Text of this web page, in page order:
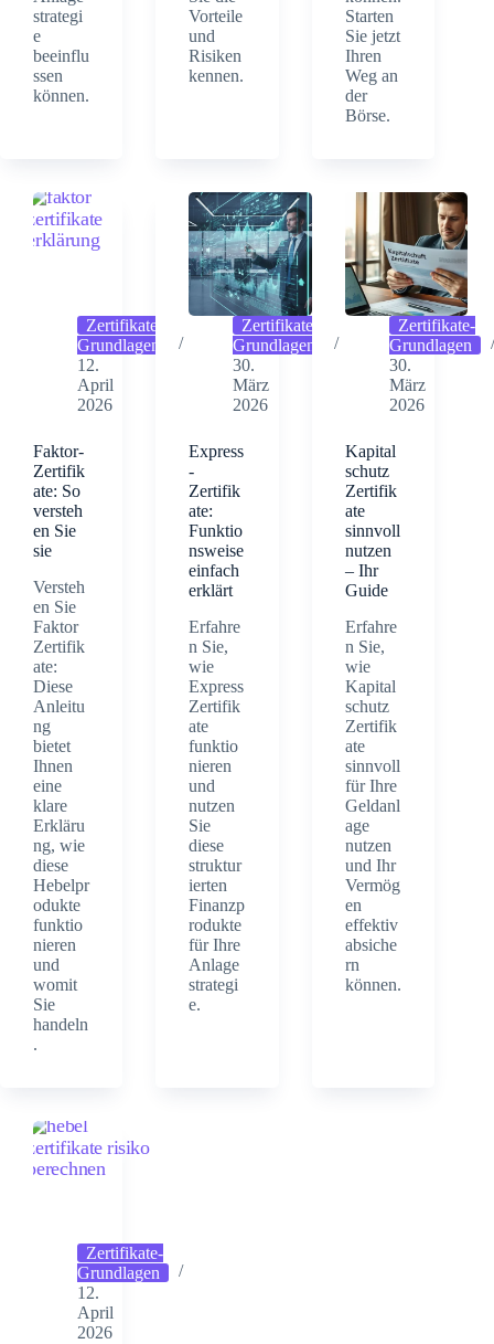
strategi
e
beeinflu
ssen
können.
Vorteile
und
Risiken
kennen.
Starten
Sie jetzt
Ihren
Weg an
der
Börse.
Zertifikate-
Grundlagen
12.
April
2026
Faktor-
Zertifik
ate: So
versteh
en Sie
sie
Versteh
en Sie
Faktor
Zertifik
ate:
Diese
Anleitu
ng
bietet
Ihnen
eine
klare
Erkläru
ng, wie
diese
Hebelpr
odukte
funktio
nieren
und
womit
Sie
handeln
.
Zertifikate-
Grundlagen
30.
März
2026
Express
-
Zertifik
ate:
Funktio
nsweise
einfach
erklärt
Erfahre
n Sie,
wie
Express
Zertifik
ate
funktio
nieren
und
nutzen
Sie
diese
struktur
ierten
Finanzp
rodukte
für Ihre
Anlage
strategi
e.
Zertifikate-
Grundlagen
30.
März
2026
Kapital
schutz
Zertifik
ate
sinnvoll
nutzen
– Ihr
Guide
Erfahre
n Sie,
wie
Kapital
schutz
Zertifik
ate
sinnvoll
für Ihre
Geldanl
age
nutzen
und Ihr
Vermög
en
effektiv
absiche
rn
können.
Zertifikate-
Grundlagen
12.
April
2026